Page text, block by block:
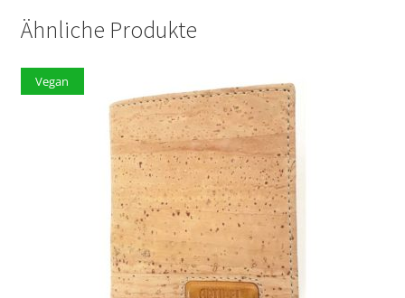
Ähnliche Produkte
Vegan